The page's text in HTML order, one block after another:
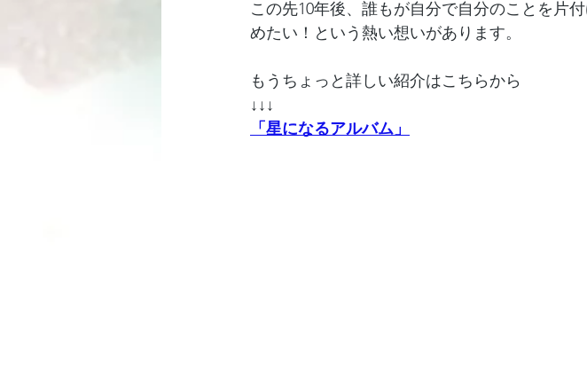
この先10年後、誰もが自分で自分のことを片
めたい！という熱い想いがあります。
もうちょっと詳しい紹介はこちらから
↓↓↓
「星になるアルバム」